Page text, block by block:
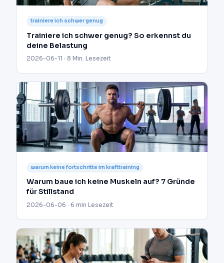
trainiere ich schwer genug
Trainiere ich schwer genug? So erkennst du
deine Belastung
2026-06-11 · 8 Min. Lesezeit
warum keine fortschritte im krafttraining
Warum baue ich keine Muskeln auf? 7 Gründe
für Stillstand
2026-06-06 · 6 min Lesezeit